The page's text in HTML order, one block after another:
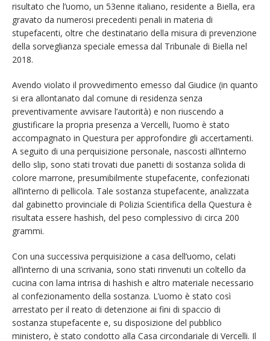
risultato che l’uomo, un 53enne italiano, residente a Biella, era
gravato da numerosi precedenti penali in materia di
stupefacenti, oltre che destinatario della misura di prevenzione
della sorveglianza speciale emessa dal Tribunale di Biella nel
2018.
Avendo violato il provvedimento emesso dal Giudice (in quanto
si era allontanato dal comune di residenza senza
preventivamente avvisare l’autorità) e non riuscendo a
giustificare la propria presenza a Vercelli, l’uomo è stato
accompagnato in Questura per approfondire gli accertamenti.
A seguito di una perquisizione personale, nascosti all’interno
dello slip, sono stati trovati due panetti di sostanza solida di
colore marrone, presumibilmente stupefacente, confezionati
all’interno di pellicola. Tale sostanza stupefacente, analizzata
dal gabinetto provinciale di Polizia Scientifica della Questura è
risultata essere hashish, del peso complessivo di circa 200
grammi.
Con una successiva perquisizione a casa dell’uomo, celati
all’interno di una scrivania, sono stati rinvenuti un coltello da
cucina con lama intrisa di hashish e altro materiale necessario
al confezionamento della sostanza. L’uomo è stato così
arrestato per il reato di detenzione ai fini di spaccio di
sostanza stupefacente e, su disposizione del pubblico
ministero, è stato condotto alla Casa circondariale di Vercelli. Il